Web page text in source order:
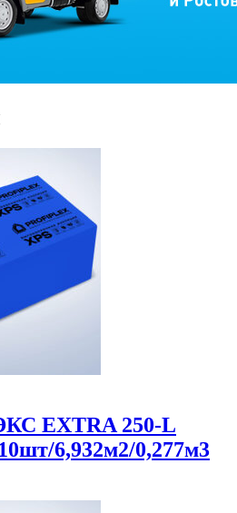
EXTRA 250-L
6,932м2/0,277м3